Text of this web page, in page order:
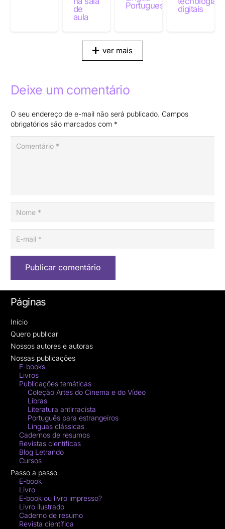
de
aula
Portuguesa
digitais
ver mais
Deixe um comentário
O seu endereço de e-mail não será publicado. Campos
obrigatórios são marcados com *
Publicar comentário
Páginas
Início
Quero publicar
Nossos autores e autoras
Nossas publicações
E-books
Livros
Publicações temáticas
Coleção Artes do Cinema e do Vídeo
Libras
Literatura antirracista
Português para estrangeiros
Línguas clássicas
Cadernos de resumos
Revistas científicas
Blog Letrando
Cursos
Passo a passo
E-book
Livro
E-book ou livro impresso?
Livro ilustrado
Caderno de resumo
Revista científica